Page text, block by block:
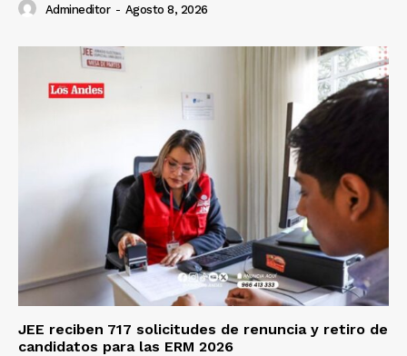
Admineditor - Agosto 8, 2026
JEE reciben 717 solicitudes de renuncia y retiro de
candidatos para las ERM 2026